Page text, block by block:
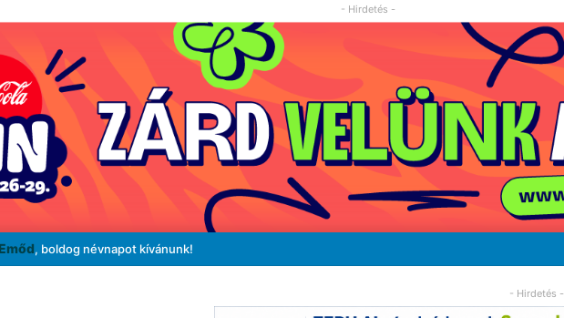
- Hirdetés -
, boldog névnapot kívánunk!
- Hirdetés -